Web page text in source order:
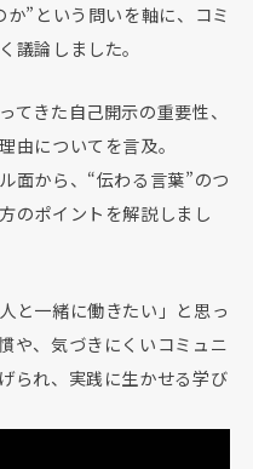
”という問いを軸に、コミ
議論しました。
てきた自己開示の重要性、
由についてを言及。
面から、“伝わる言葉”のつ
のポイントを解説しまし
と一緒に働きたい」と思っ
や、気づきにくいコミュニ
られ、実践に生かせる学び